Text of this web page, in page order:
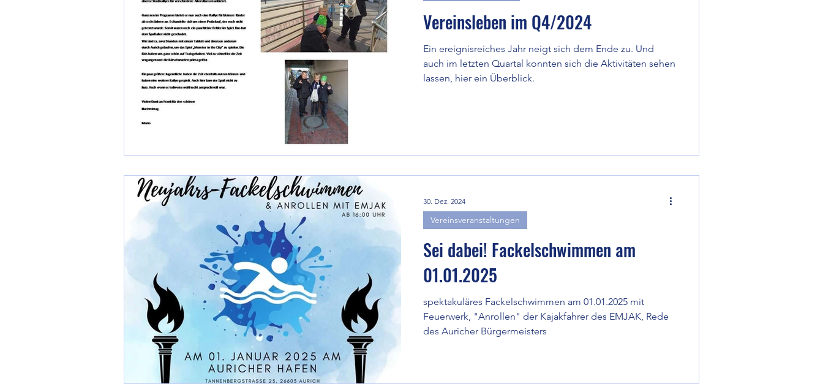
Vereinsleben im Q4/2024
Ein ereignisreiches Jahr neigt sich dem Ende zu. Und
auch im letzten Quartal konnten sich die Aktivitäten sehen
lassen, hier ein Überblick.
Sei dabei! Fackelschwimmen am
01.01.2025
spektakuläres Fackelschwimmen am 01.01.2025 mit
Feuerwerk, "Anrollen" der Kajakfahrer des EMJAK, Rede
des Auricher Bürgermeisters
Vereinsveranstaltungen
30. Dez. 2024